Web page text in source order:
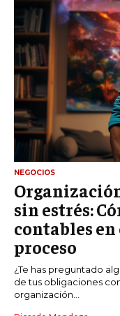
NEGOCIOS
sin estrés:
contables
proceso
¿Te has preguntado
de tus obligaciones
organización...